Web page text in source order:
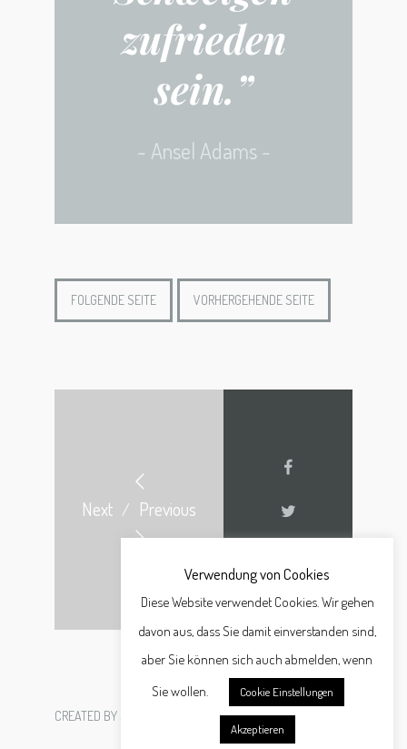
zufrieden
sein.”
Ansel Adams
FOLGENDE SEITE VORHERGEHENDE SEITE
Next / Previous
CREATED BY SCHÄFER WERBEAGENTUR GMBH
Verwendung von Cookies
Diese Website verwendet Cookies. Wir gehen
davon aus, dass Sie damit einverstanden sind,
aber Sie können sich auch abmelden, wenn
Sie wollen.
Cookie Einstellungen
Akzeptieren